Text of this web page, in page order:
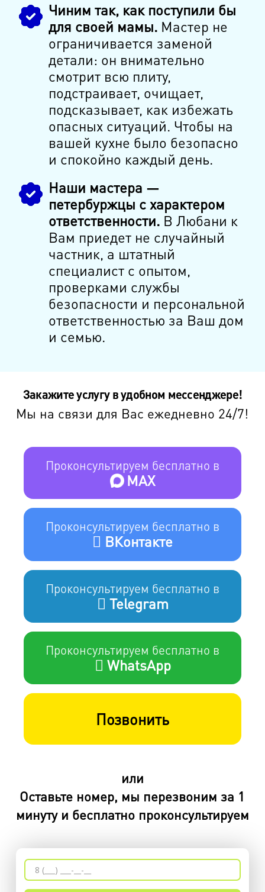
Чиним так, как поступили бы
для своей мамы.Мастер не
ограничивается заменой
детали: он внимательно
смотрит всю плиту,
подстраивает, очищает,
подсказывает, как избежать
опасных ситуаций. Чтобы на
вашей кухне было безопасно
и спокойно каждый день.
Наши мастера —
петербуржцы с характером
ответственности.В Любани к
Вам приедет не случайный
частник, а штатный
специалист с опытом,
проверками службы
безопасности и персональной
ответственностью за Ваш дом
и семью.
Закажите услугу в удобном мессенджере!
Мы на связи для Вас ежедневно 24/7!
Проконсультируем бесплатно в
MAX
Проконсультируем бесплатно в
ВКонтакте
Проконсультируем бесплатно в
Telegram
Проконсультируем бесплатно в
WhatsApp
Позвонить
или
Оставьте номер, мы перезвоним за 1
минуту и бесплатно проконсультируем